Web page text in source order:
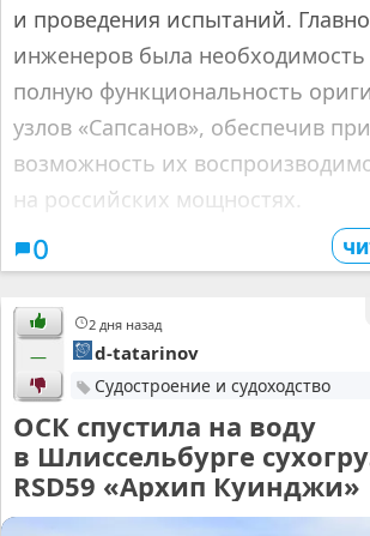
и проведения испытаний.
инженеров была необходимость
полную функциональность
узлов «Сапсанов», обеспечив
возможность их
на российских мощностях.
0
2 дня назад
— d-tatarinov
Судостроение и судоходство
ОСК спустила на воду
в Шлиссельбурге
RSD59 «Архип Куинджи»